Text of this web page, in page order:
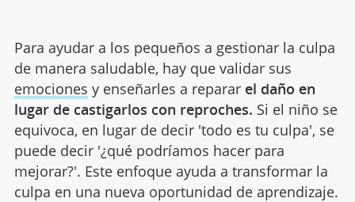
Para ayudar a los pequeños a gestionar la culpa
de manera saludable, hay que validar sus
emociones y enseñarles a reparar el daño en
lugar de castigarlos con reproches. Si el niño se
equivoca, en lugar de decir 'todo es tu culpa', se
puede decir '¿qué podríamos hacer para
mejorar?'. Este enfoque ayuda a transformar la
culpa en una nueva oportunidad de aprendizaje.